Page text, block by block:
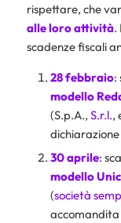
rispettare, che
alle loro attività.
scadenze fiscali
28 febbraio:
modello
(S.p.A., S.r.l.,
30 aprile:
modello
(società
accomandita